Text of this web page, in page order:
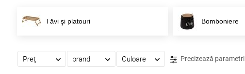
Tăvi şi platouri Bomboniere
Preţ brand Culoare Precizează parametri